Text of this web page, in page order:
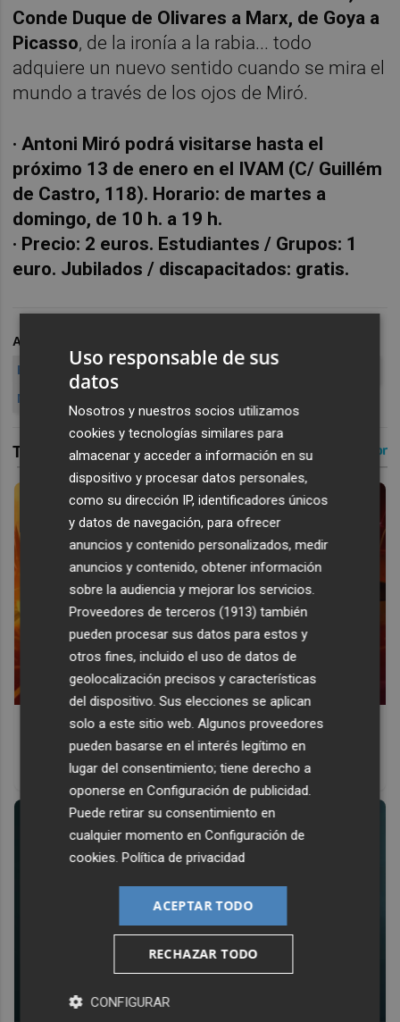
Conde Duque de Olivares a Marx, de Goya a
Picasso, de la ironía a la rabia... todo
adquiere un nuevo sentido cuando se mira el
mundo a través de los ojos de Miró.
· Antoni Miró podrá visitarse hasta el
próximo 13 de enero en el IVAM (C/ Guillém
de Castro, 118). Horario: de martes a
domingo, de 10 h. a 19 h.
· Precio: 2 euros. Estudiantes / Grupos: 1
euro. Jubilados / discapacitados: gratis.
ARCHIVADO EN
EQUIPO REALIDAD
MARX
Corepunk MMORPG
Un verdadero MMORPG de la vieja escuela ¡Cómo los de
antes, pero mejor!
Uso responsable de sus
datos
Nosotros y nuestros socios utilizamos
cookies y tecnologías similares para
almacenar y acceder a información en su
dispositivo y procesar datos personales,
como su dirección IP, identificadores únicos
y datos de navegación, para ofrecer
anuncios y contenido personalizados, medir
anuncios y contenido, obtener información
sobre la audiencia y mejorar los servicios.
Proveedores de terceros (1913) también
pueden procesar sus datos para estos y
otros fines, incluido el uso de datos de
geolocalización precisos y características
del dispositivo. Sus elecciones se aplican
solo a este sitio web. Algunos proveedores
pueden basarse en el interés legítimo en
lugar del consentimiento; tiene derecho a
oponerse enConfiguración de publicidad.
Puede retirar su consentimiento en
cualquier momento enConfiguración de
cookies.Política de privacidad
ACEPTAR TODO
RECHAZAR TODO
CONFIGURAR